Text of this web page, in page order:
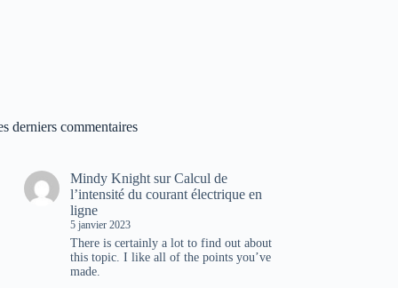
derniers commentaires
Mindy Knight surCalcul de
l’intensité du courant électrique en
ligne
5 janvier 2023
There is certainly a lot to find out about
this topic. I like all of the points you’ve
made.